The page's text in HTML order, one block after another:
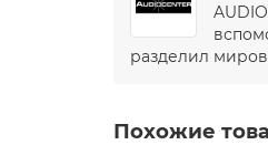
разделил
Похожие